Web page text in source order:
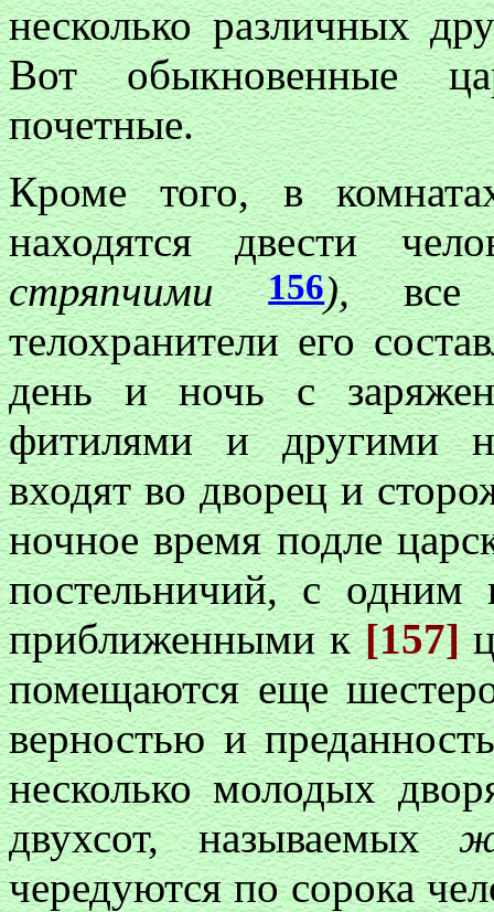
несколько различных
Вот обыкновенные
почетные.
Кроме того, в
находятся двести
стряпчими156),
телохранители его
день и ночь с
фитилями и другими
входят во дворец и
ночное время подле
постельничий, с одним
приближенными к [157]
помещаются еще
верностью и
несколько молодых
двухсот, называемых
чередуются по сорока